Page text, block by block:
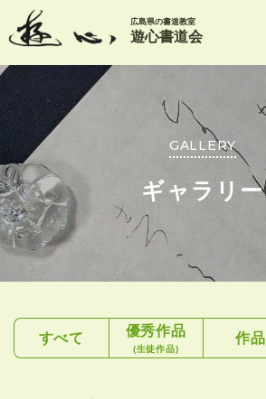
広島県の書道教室
遊心書道会
GALLERY
ギャラリー
すべて 優秀作品
(生徒作品)
作品